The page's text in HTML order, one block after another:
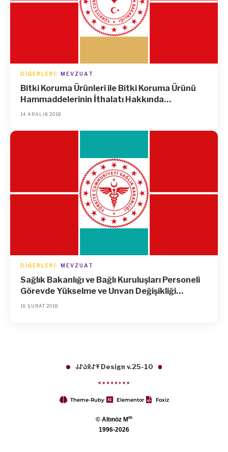
DIĞERLERI MEVZUAT
Bitki Koruma Ürünleri ile Bitki Koruma Ürünü
Hammaddelerinin İthalatı Hakkında
Yönetmelik
14 ARALIK 2018
DIĞERLERI MEVZUAT
Sağlık Bakanlığı ve Bağlı Kuruluşları Personeli
Görevde Yükselme ve Unvan Değişikliği
Yönetmeliğinde Değişiklik Yapılmasına Dair
16 ŞUBAT 2018
𐱁𐰀𐰋𐰉𐰀𐰞 Design v.25-10
Theme-Ruby Elementor Foxiz
© Altınöz Mm
1996-2026